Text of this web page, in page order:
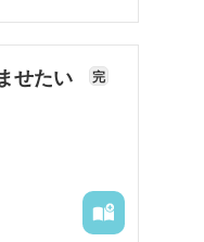
せたい 完